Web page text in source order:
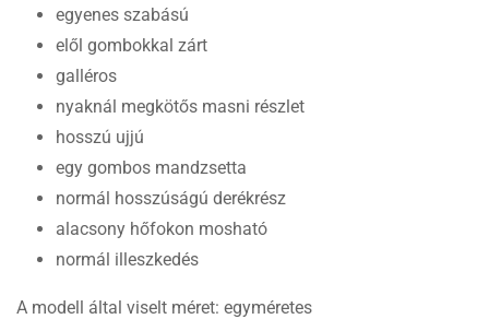
egyenes szabású
elől gombokkal zárt
galléros
nyaknál megkötős masni részlet
hosszú ujjú
egy gombos mandzsetta
normál hosszúságú derékrész
alacsony hőfokon mosható
normál illeszkedés
A modell által viselt méret: egyméretes